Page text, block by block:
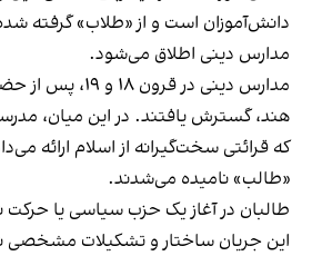
دانش‌آموزان است و از «طلاب» گرفته
مدارس دینی اطلاق می‌شود.
مدارس دینی در قرون
هند، گسترش یافتند. در این میان،
که قرائتی سخت‌گیرانه از اسلام ارائه
«طالب» نامیده می‌شدند.
طالبان در آغاز یک حزب سیاسی یا
این جریان ساختار و تشکیلات